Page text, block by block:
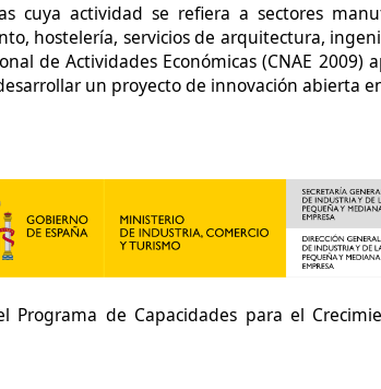
cuya actividad se refiera a sectores
hostelería, servicios de arquitectura,
de Actividades Económicas (CNAE 2009)
un proyecto de innovación abierta
de Capacidades para el